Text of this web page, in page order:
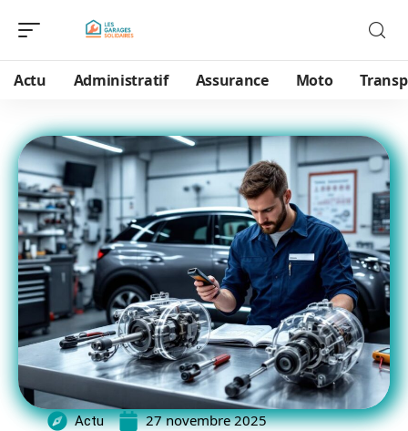
Actu Administratif Assurance Moto
Actu 27 novembre 2025